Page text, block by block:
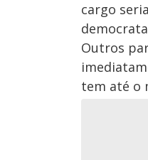
cargo
Outros
tem até o